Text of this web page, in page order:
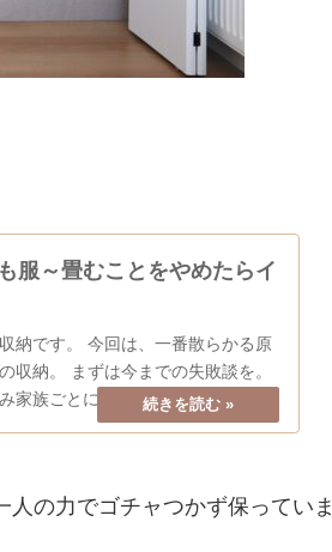
服～畳むことをやめたらイ
一番散らかる原
の失敗談を。
家族ごとに分けて積み上げておき
に持って行くという流れだったので...
の力でゴチャつかず保っていま